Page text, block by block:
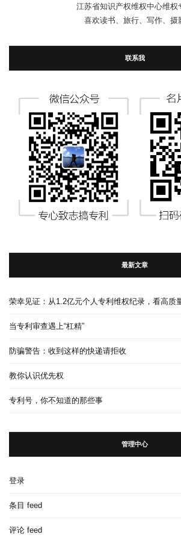
江苏省知识产权维权中心维权
喜欢读书、旅行、写作、摄
联系我
最新文章
荣幸见证：从1.2亿元个人专利维权纪录，看高质
当专利审查遇上“杠精”
防骗警告：收到这样的快递请拒收
教你认识优先权
专利号，你不知道的那些事
管理中心
登录
条目 feed
评论 feed